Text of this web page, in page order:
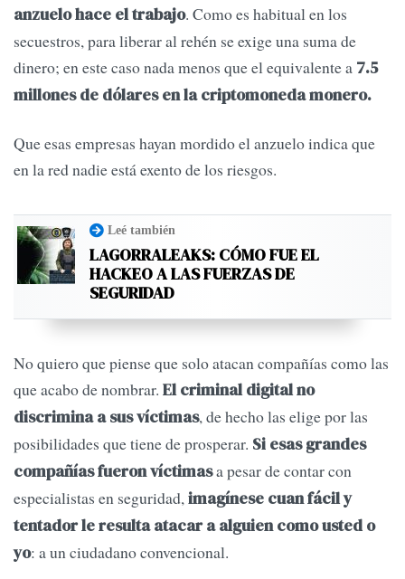
anzuelo hace el trabajo. Como es habitual en los
secuestros, para liberar al rehén se exige una suma de
dinero; en este caso nada menos que el equivalente a 7.5
millones de dólares en la criptomoneda monero.
Que esas empresas hayan mordido el anzuelo indica que
en la red nadie está exento de los riesgos.
Leé también
LAGORRALEAKS: CÓMO FUE EL
HACKEO A LAS FUERZAS DE
SEGURIDAD
No quiero que piense que solo atacan compañías como las
que acabo de nombrar. El criminal digital no
discrimina a sus víctimas, de hecho las elige por las
posibilidades que tiene de prosperar. Si esas grandes
compañías fueron víctimasa pesar de contar con
especialistas en seguridad, imagínese cuan fácil y
tentador le resulta atacar a alguien como usted o
yo: a un ciudadano convencional.